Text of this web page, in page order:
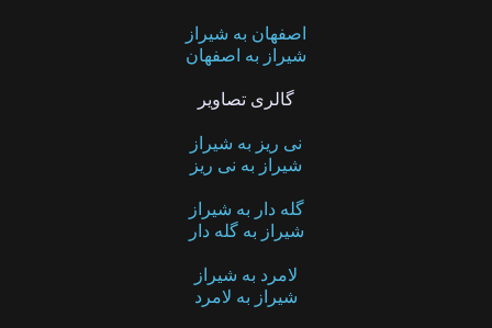
اصفهان به شیراز
شیراز به اصفهان
گالری تصاویر
نی ریز به شیراز
شیراز به نی ریز
گله دار به شیراز
شیراز به گله دار
لامرد به شیراز
شیراز به لامرد